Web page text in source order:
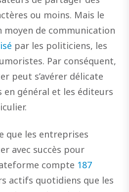
ou moins. Mais le
moyen de communication
par les politiciens, les
Par conséquent,
peut s’avérer délicate
général et les éditeurs
que les entreprises
avec succès pour
compte 187
actifs quotidiens que les